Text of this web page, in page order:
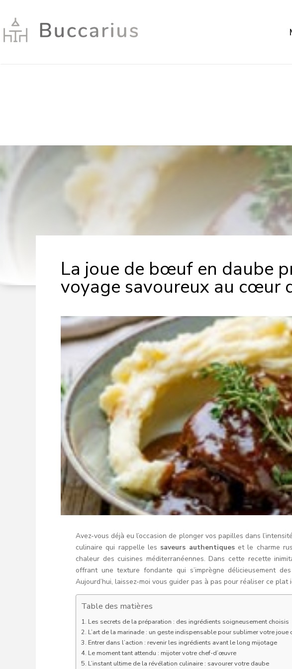
La joue de bœuf en daube
voyage savoureux au cœur
Avez-vous déjà eu l’occasion de plonger vos papilles dans
culinaire qui rappelle les saveurs authentiqueset le charme
chaleur des cuisines méditerranéennes. Dans cette recette
offrant une texture fondante qui s’imprègne délicieusement
Aujourd’hui, laissez-moi vous guider pas à pas pour réaliser ce plat
Table des matières
Les secrets de la préparation : des ingrédients soigneusement choisis
L’art de la marinade : un geste indispensable pour sublimer votre
Entrer dans l’action : revenir les ingrédients avant le long mijotage
Le moment tant attendu : mijoter votre chef-d’œuvre
L’instant ultime de la révélation culinaire : savourer votre daube